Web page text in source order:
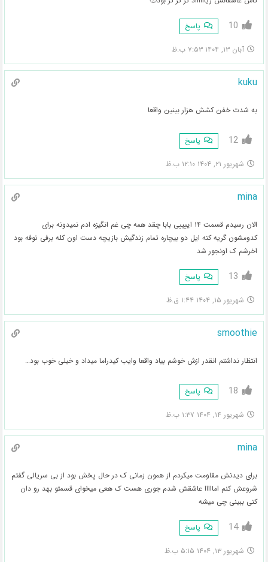
10 پاسخ
آبان ۱۳, ۱۴۰۴ ۷:۵۳ ب.ظ
kuku
به شدت خفن کشش هزار ببنین واقعا
12 پاسخ
شهریور ۲۱, ۱۴۰۴ ۱۲:۱۰ ب.ظ
mina
الان رسیدم قسمت ۱۴ اییییی بابا چقد همه چی غم انگیزه ادم نمیدونه برای
کدومشون گریه کنه ایل دو بیچاره تمام زندگیش بازیچه دست اون کله برفی توفه بود
اخرشم ک اونجور شد
13 پاسخ
شهریور ۱۵, ۱۴۰۴ ۱:۴۴ ق.ظ
smoothie
انتظار نداشتم انقدر ازش خوشم بیاد واقعا وایب کیدراما میداد و خیلی خوب بود…
18 پاسخ
شهریور ۱۴, ۱۴۰۴ ۱:۳۷ ب.ظ
mina
برای دیدنش مقاومت میکردم از همون زمانی ک در حال پخش بود از بی سریالی گفتم
شروعش کنم امااااا عاشقش شدم جوری هست ک هعی میخوای قسمتو بهد رو دان
کنی ببینی چی میشه
14 پاسخ
شهریور ۱۳, ۱۴۰۴ ۵:۱۵ ب.ظ